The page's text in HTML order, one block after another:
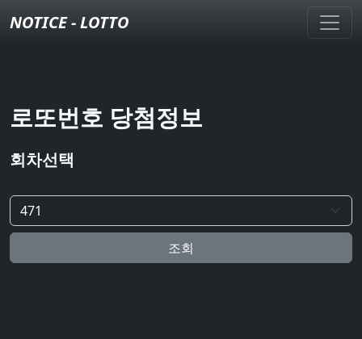
NOTICE - LOTTO
로또번호 당첨정보
회차선택
조회